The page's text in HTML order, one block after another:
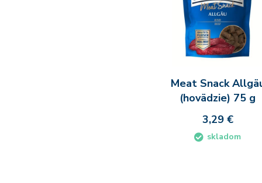
Meat Snack
(hovädzie) 75 g
3,29 €
skladom